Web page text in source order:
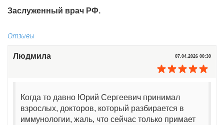
Заслуженный врач РФ.
Отзывы
Людмила 07.04.2026 00:30
Когда то давно Юрий Сергеевич принимал
взрослых, докторов, который разбирается в
иммунологии, жаль, что сейчас только примает